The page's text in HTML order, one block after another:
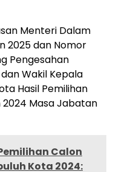
Menteri Dalam
2025 dan Nomor
Pengesahan
Wakil Kepala
Hasil Pemilihan
Masa Jabatan
Calon
Kota 2024: